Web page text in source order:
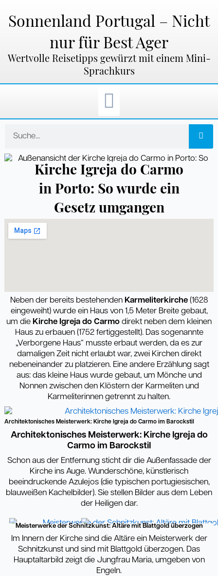
Inhalt
springen
Sonnenland Portugal – Nicht
nur für Best Ager
Wertvolle Reisetipps gewürzt mit einem Mini-
Sprachkurs
Kirche Igreja do Carmo
in Porto: So wurde ein
Gesetz umgangen
Neben der bereits bestehenden Karmeliterkirche(1628
eingeweiht) wurde ein Haus von 1,5 Meter Breite gebaut,
um die Kirche Igreja do Carmo direkt neben dem kleinen
Haus zu erbauen (1752 fertiggestellt). Das sogenannte
„Verborgene Haus“ musste erbaut werden, da es zur
damaligen Zeit nicht erlaubt war, zwei Kirchen direkt
nebeneinander zu platzieren. Eine andere Erzählung sagt
aus: das kleine Haus wurde gebaut, um Mönche und
Nonnen zwischen den Klöstern der Karmeliten und
Karmeliterinnen getrennt zu halten.
Architektonisches Meisterwerk: Kirche Igreja do Carmo im Barockstil
Architektonisches Meisterwerk: Kirche Igreja do
Carmo im Barockstil
Schon aus der Entfernung sticht dir die Außenfassade der
Kirche ins Auge. Wunderschöne, künstlerisch
beeindruckende Azulejos (die typischen portugiesischen,
blauweißen Kachelbilder). Sie stellen Bilder aus dem Leben
der Heiligen dar.
Meisterwerke der Schnitzkunst: Altäre mit Blattgold überzogen
Im Innern der Kirche sind die Altäre ein Meisterwerk der
Schnitzkunst und sind mit Blattgold überzogen. Das
Hauptaltarbild zeigt die Jungfrau Maria, umgeben von
Engeln.